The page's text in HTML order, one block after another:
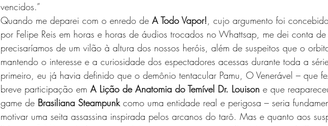
vencidos.”
Quando me deparei com o enredo de A Todo Vapor!, cujo argumento foi
por Felipe Reis em horas e horas de áudios trocados no Whattsap, me dei conta
precisaríamos de um vilão à altura dos nossos heróis, além de suspeitos que o
mantendo o interesse e a curiosidade dos espectadores acessas durante toda a
primeiro, eu já havia definido que o demônio tentacular Pamu, O Venerável – que
breve participação em A Lição de Anatomia do Temível Dr. Louison e que
game de Brasiliana Steampunk como uma entidade real e perigosa – seria
motivar uma seita assassina inspirada pelos arcanos do tarô. Mas e quanto aos